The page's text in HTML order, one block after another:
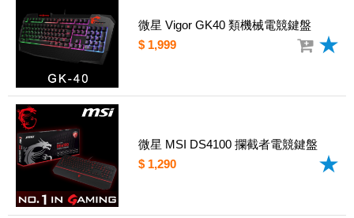
微星 Vigor GK40 類機械電競鍵盤
$ 1,999
微星 MSI DS4100 攔截者電競鍵盤
$ 1,290